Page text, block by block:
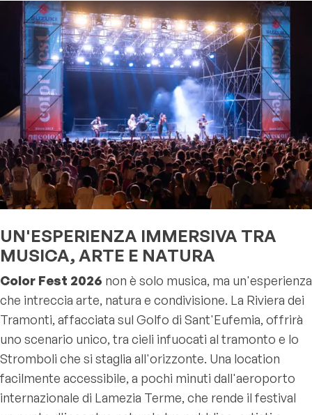
UN'ESPERIENZA IMMERSIVA TRA
MUSICA, ARTE E NATURA
Color Fest 2026 non è solo musica, ma un'esperienza
che intreccia arte, natura e condivisione. La Riviera dei
Tramonti, affacciata sul Golfo di Sant'Eufemia, offrirà
uno scenario unico, tra cieli infuocati al tramonto e lo
Stromboli che si staglia all'orizzonte. Una location
facilmente accessibile, a pochi minuti dall'aeroporto
internazionale di Lamezia Terme, che rende il festival